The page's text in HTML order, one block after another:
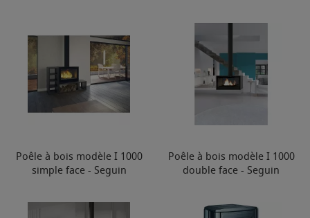
Poêle à bois modèle I 1000
simple face - Seguin
Poêle à bois modèle I 1000
double face - Seguin